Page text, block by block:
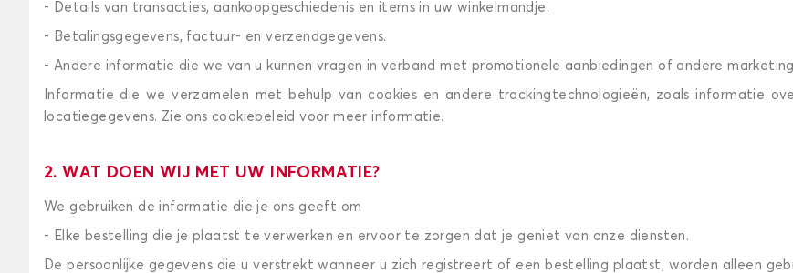
- Details van transacties, aankoopgeschiedenis en items in uw winkelmandje.
- Betalingsgegevens, factuur- en verzendgegevens.
- Andere informatie die we van u kunnen vragen in verband met promotionele aanbiedingen of andere
Informatie die we verzamelen met behulp van cookies en andere trackingtechnologieën, zoals informatie
locatiegegevens. Zie ons cookiebeleid voor meer informatie.
2. WAT DOEN WIJ MET UW INFORMATIE?
We gebruiken de informatie die je ons geeft om
- Elke bestelling die je plaatst te verwerken en ervoor te zorgen dat je geniet van onze diensten.
De persoonlijke gegevens die u verstrekt wanneer u zich registreert of een bestelling plaatst, worden alleen